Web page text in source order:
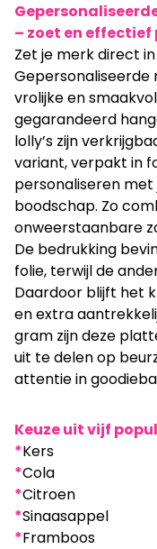
– zoet en
Zet je merk direct
Gepersonaliseerde
vrolijke en
gegarandeerd
lolly’s zijn
variant, verpakt in
personaliseren
boodschap. Zo
onweerstaanbare
De bedrukking
folie, terwijl de
Daardoor blijft het
en extra
gram zijn deze
uit te delen op
attentie in
Keuze uit vijf
*Kers
*Cola
*Citroen
*Sinaasappel
*Framboos